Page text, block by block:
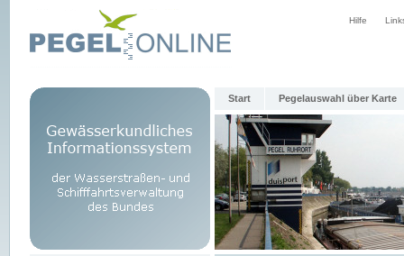
Hilfe
Start Pegelauswahl über Karte